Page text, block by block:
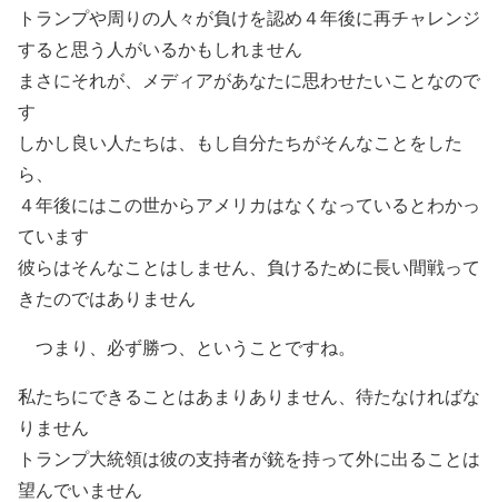
トランプや周りの人々が負けを認め４年後に再チャレンジ
すると思う人がいるかもしれません
まさにそれが、メディアがあなたに思わせたいことなので
す
しかし良い人たちは、もし自分たちがそんなことをした
ら、
４年後にはこの世からアメリカはなくなっているとわかっ
ています
彼らはそんなことはしません、負けるために長い間戦って
きたのではありません
つまり、必ず勝つ、ということですね。
私たちにできることはあまりありません、待たなければな
りません
トランプ大統領は彼の支持者が銃を持って外に出ることは
望んでいません